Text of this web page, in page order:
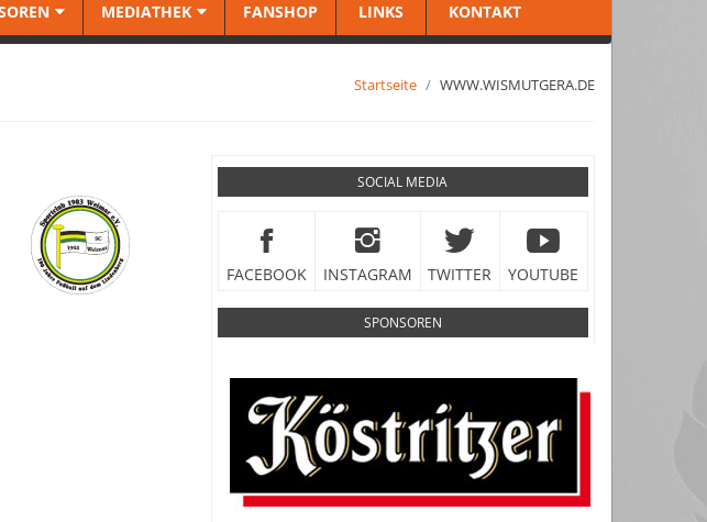
MEDIATHEK FANSHOP LINKS KONTAKT
Startseite WWW.WISMUTGERA.DE
SOCIAL MEDIA
FACEBOOK INSTAGRAM TWITTER YOUTUBE
SPONSOREN